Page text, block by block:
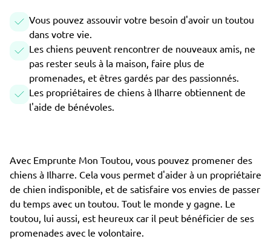
Vous pouvez assouvir votre besoin d'avoir un toutou
dans votre vie.
Les chiens peuvent rencontrer de nouveaux amis, ne
pas rester seuls à la maison, faire plus de
promenades, et êtres gardés par des passionnés.
Les propriétaires de chiens à Ilharre obtiennent de
l'aide de bénévoles.
Avec Emprunte Mon Toutou, vous pouvez promener des
chiens à Ilharre. Cela vous permet d'aider à un propriétaire
de chien indisponible, et de satisfaire vos envies de passer
du temps avec un toutou. Tout le monde y gagne. Le
toutou, lui aussi, est heureux car il peut bénéficier de ses
promenades avec le volontaire.